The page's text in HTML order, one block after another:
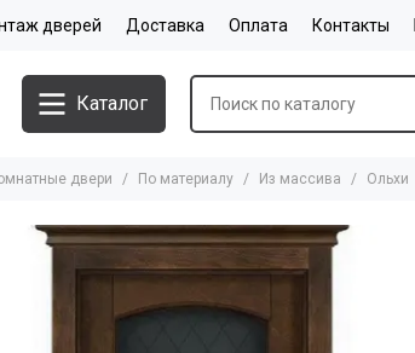
дверей Доставка Оплата Контакты
Каталог
двери По материалу Из массива Ольхи